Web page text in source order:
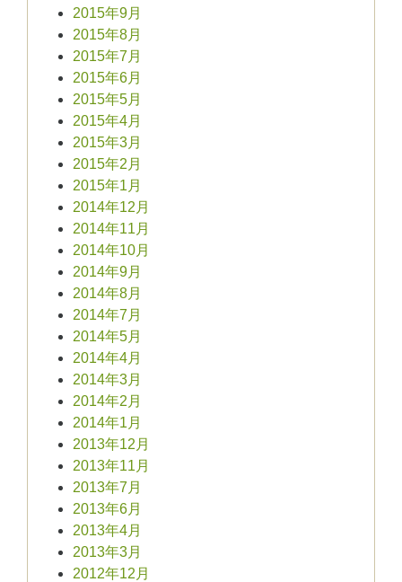
2015年9月
2015年8月
2015年7月
2015年6月
2015年5月
2015年4月
2015年3月
2015年2月
2015年1月
2014年12月
2014年11月
2014年10月
2014年9月
2014年8月
2014年7月
2014年5月
2014年4月
2014年3月
2014年2月
2014年1月
2013年12月
2013年11月
2013年7月
2013年6月
2013年4月
2013年3月
2012年12月